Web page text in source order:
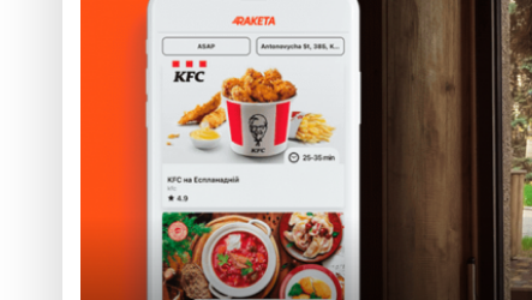
Ніжність, що смакує до
Солодкий настрій у
VARUS запускає космічний
Пивоколада від MAUDAU:
Який алкоголь підходить
РОЗБІР АСТРОЛОГА І КЕРУЮЧОГО БАРОМ